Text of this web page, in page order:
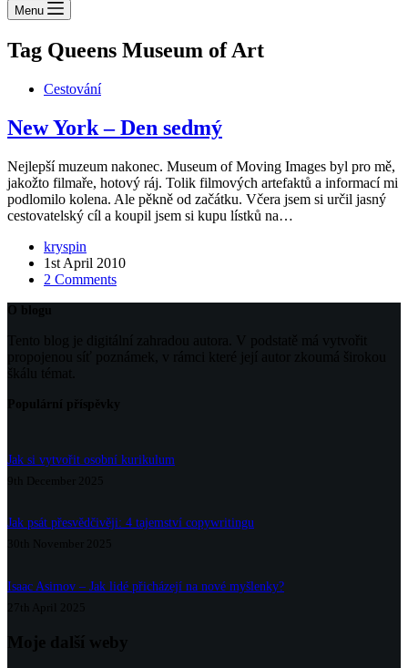
Menu
Tag Queens Museum of Art
Cestování
New York – Den sedmý
Nejlepší muzeum nakonec. Museum of Moving Images byl pro mě,
jakožto filmaře, hotový ráj. Tolik filmových artefaktů a informací mi
podlomilo kolena. Ale pěkně od začátku. Včera jsem si určil jasný
cestovatelský cíl a koupil jsem si kupu lístků na…
kryspin
1st April 2010
2 Comments
O blogu
Tento blog je digitální zahradou autora. V podstatě má vytvořit
propojenou síť poznámek, v rámci které její autor zkoumá širokou
škálu témat.
Populární příspěvky
Jak si vytvořit osobní kurikulum
9th December 2025
Jak psát přesvědčivěji: 4 tajemství copywritingu
30th November 2025
Isaac Asimov – Jak lidé přicházejí na nové myšlenky?
27th April 2025
Moje další weby